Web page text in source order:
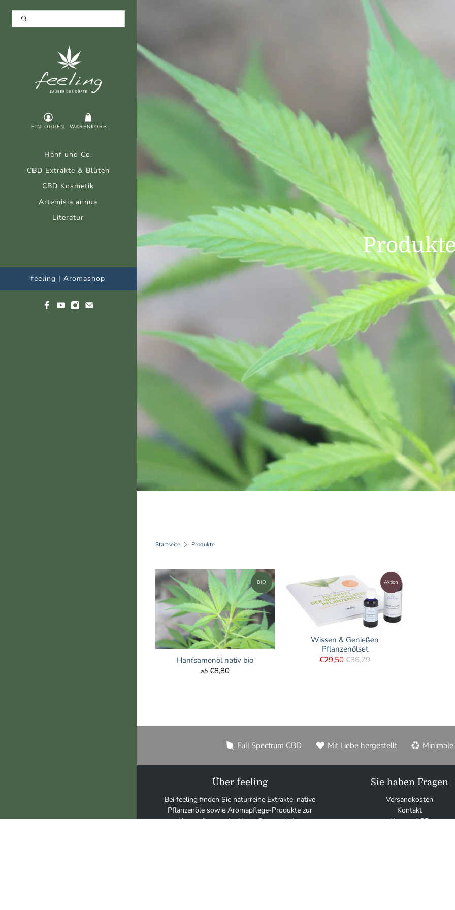
EINLOGGEN WARENKORB
Hanf und Co.
CBD Extrakte & Blüten
CBD Kosmetik
Artemisia annua
Literatur
feeling | Aromashop
Startseite Produkte
BIO
Hanfsamenöl nativ bio
ab €8,80
Aktion
Wissen & Genießen
Pflanzenölset
€29,50 €36,79
Full Spectrum CBD Mit Liebe hergestellt
Über feeling
Bei feeling finden Sie naturreine Extrakte, native
Pflanzenöle sowie Aromapflege-Produkte zur
Unterstützung der Hautpflege und des
Sie haben Fragen
Versandkosten
Kontakt
Unsere AGB